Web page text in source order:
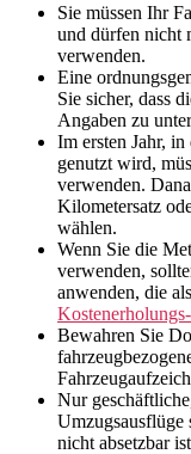
Sie müssen Ihr
und dürfen nicht
verwenden.
Eine
Sie sicher, dass
Angaben zu
Im ersten Jahr,
genutzt wird,
verwenden.
Kilometersatz
wählen.
Wenn Sie die
verwenden,
anwenden, die als
Bewahren Sie
Nur
Umzugsausflüge
nicht absetzbar